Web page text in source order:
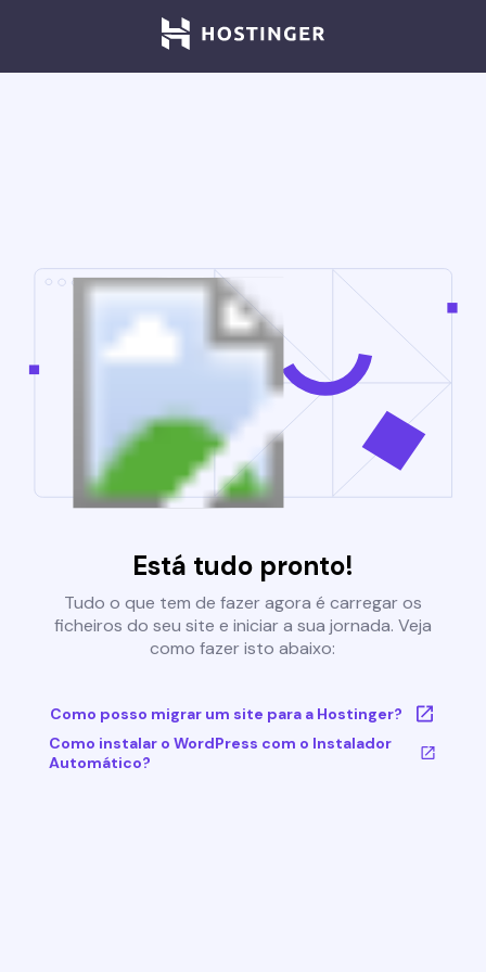
Está tudo pronto!
Tudo o que tem de fazer agora é carregar os
ficheiros do seu site e iniciar a sua jornada. Veja
como fazer isto abaixo:
Como posso migrar um site para a Hostinger?
Como instalar o WordPress com o Instalador
Automático?